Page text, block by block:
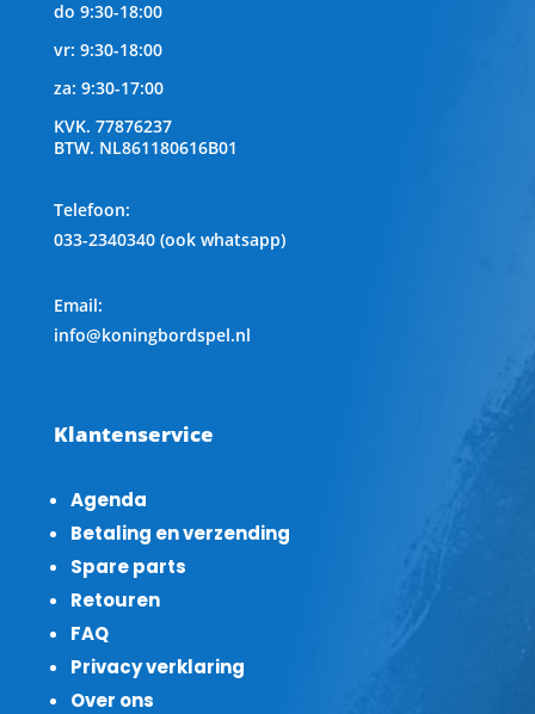
do 9:30-18:00
vr: 9:30-18:00
za: 9:30-17:00
KVK. 77876237
BTW. NL861180616B01
Telefoon:
033-2340340 (ook whatsapp)
Email:
info@koningbordspel.nl
Klantenservice
Agenda
Betaling en verzending
Spare parts
Retouren
FAQ
Privacy verklaring
Over ons